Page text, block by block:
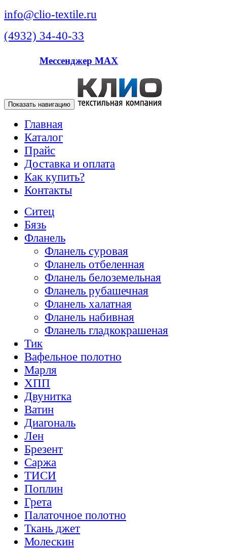
info@clio-textile.ru
(4932) 34-40-33
Мессенджер MAX
Показать навигацию
Главная
Каталог
Прайс
Доставка и оплата
Как купить?
Контакты
Ситец
Бязь
Фланель
Фланель суровая
Фланель отбеленная
Фланель белоземельная
Фланель рубашечная
Фланель халатная
Фланель набивная
Фланель гладкокрашеная
Тик
Вафельное полотно
Марля
ХПП
Двунитка
Ватин
Диагональ
Лен
Брезент
Саржа
ТИСИ
Поплин
Грета
Палаточное полотно
Ткань джет
Молескин